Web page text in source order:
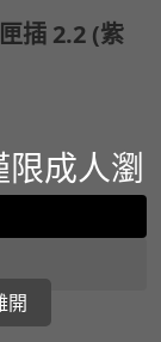
插 2.2 (紫
成人瀏
開